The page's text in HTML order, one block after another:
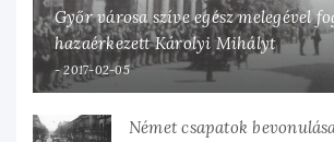
Győr városa szíve egész melegével
hazaérkezett Károlyi Mihályt
2017-02-05
Német csapatok